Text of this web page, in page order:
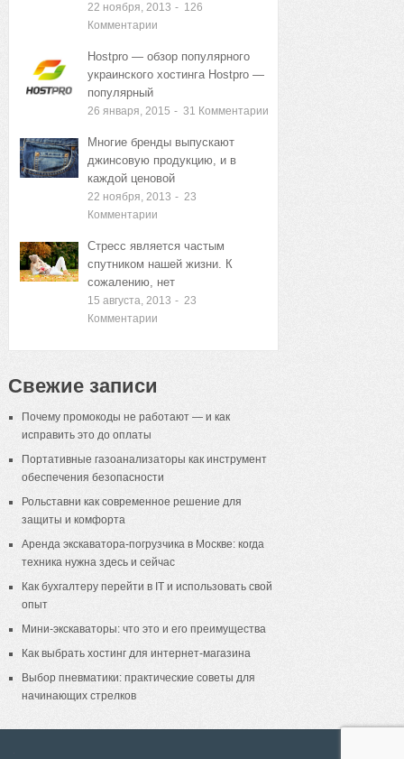
22 ноября, 2013 - 126
Комментарии
Hostpro — обзор популярного
украинского хостинга Hostpro —
популярный
26 января, 2015 - 31 Комментарии
Многие бренды выпускают
джинсовую продукцию, и в
каждой ценовой
22 ноября, 2013 - 23
Комментарии
Стресс является частым
спутником нашей жизни. К
сожалению, нет
15 августа, 2013 - 23
Комментарии
Свежие записи
Почему промокоды не работают — и как
исправить это до оплаты
Портативные газоанализаторы как инструмент
обеспечения безопасности
Рольставни как современное решение для
защиты и комфорта
Аренда экскаватора-погрузчика в Москве: когда
техника нужна здесь и сейчас
Как бухгалтеру перейти в IT и использовать свой
опыт
Мини-экскаваторы: что это и его преимущества
Как выбрать хостинг для интернет-магазина
Выбор пневматики: практические советы для
начинающих стрелков